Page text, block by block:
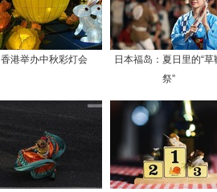
香港举办中秋彩灯会
日本福岛：夏日里的“草
祭”